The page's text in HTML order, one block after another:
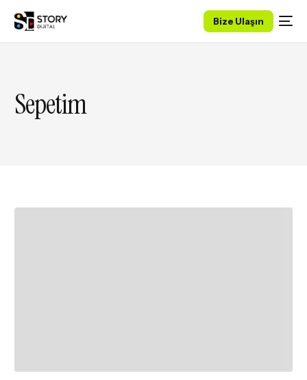
Bize Ulaşın
Sepetim